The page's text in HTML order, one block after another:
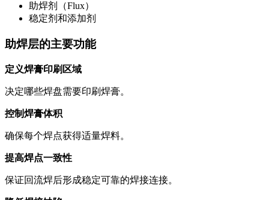
助焊剂（Flux）
稳定剂和添加剂
助焊层的主要功能
定义焊膏印刷区域
决定哪些焊盘需要印刷焊膏。
控制焊膏体积
确保每个焊点获得适量焊料。
提高焊点一致性
保证回流焊后形成稳定可靠的焊接连接。